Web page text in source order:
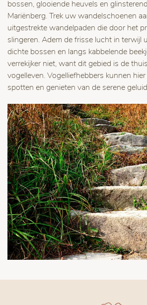
bossen, glooiende heuvels en
Mariënberg. Trek uw wandelschoenen
uitgestrekte wandelpaden die door het
slingeren. Adem de frisse lucht in terwijl
dichte bossen en langs kabbelende
verrekijker niet, want dit gebied is de
vogelleven. Vogelliefhebbers kunnen
spotten en genieten van de serene